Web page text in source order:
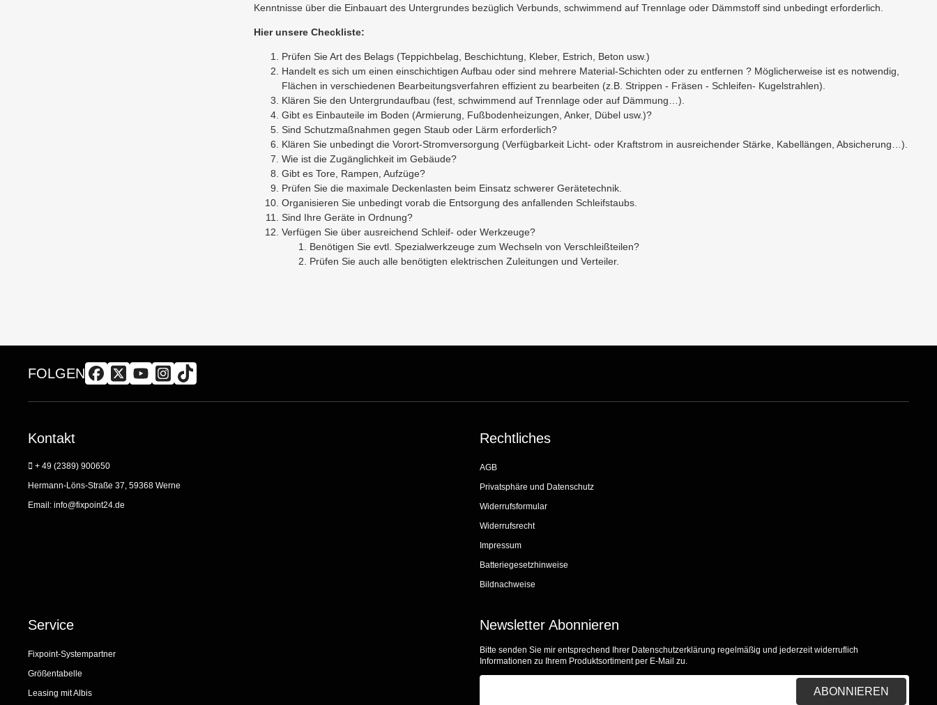
Kenntnisse über die Einbauart des Untergrundes bezüglich Verbunds, schwimmend auf Trennlage oder Dämmstoff sind unbedingt erforderlich.
Hier unsere Checkliste:
Prüfen Sie Art des Belags (Teppichbelag, Beschichtung, Kleber, Estrich, Beton usw.)
Handelt es sich um einen einschichtigen Aufbau oder sind mehrere Material-Schichten oder zu entfernen ? Möglicherweise ist es notwendig,
Flächen in verschiedenen Bearbeitungsverfahren effizient zu bearbeiten (z.B. Strippen - Fräsen - Schleifen- Kugelstrahlen).
Klären Sie den Untergrundaufbau (fest, schwimmend auf Trennlage oder auf Dämmung…).
Gibt es Einbauteile im Boden (Armierung, Fußbodenheizungen, Anker, Dübel usw.)?
Sind Schutzmaßnahmen gegen Staub oder Lärm erforderlich?
Klären Sie unbedingt die Vorort-Stromversorgung (Verfügbarkeit Licht- oder Kraftstrom in ausreichender Stärke, Kabellängen, Absicherung…).
Wie ist die Zugänglichkeit im Gebäude?
Gibt es Tore, Rampen, Aufzüge?
Prüfen Sie die maximale Deckenlasten beim Einsatz schwerer Gerätetechnik.
Organisieren Sie unbedingt vorab die Entsorgung des anfallenden Schleifstaubs.
Sind Ihre Geräte in Ordnung?
Verfügen Sie über ausreichend Schleif- oder Werkzeuge?
Benötigen Sie evtl. Spezialwerkzeuge zum Wechseln von Verschleißteilen?
Prüfen Sie auch alle benötigten elektrischen Zuleitungen und Verteiler.
FOLGEN
Kontakt
+ 49 (2389) 900650
Hermann-Löns-Straße 37, 59368 Werne
Email: info@fixpoint24.de
Rechtliches
AGB
Privatsphäre und Datenschutz
Widerrufsformular
Widerrufsrecht
Impressum
Batteriegesetzhinweise
Bildnachweise
Service
Fixpoint-Systempartner
Größentabelle
Leasing mit Albis
Newsletter Abonnieren
Bitte senden Sie mir entsprechend Ihrer Datenschutzerklärung regelmäßig und jederzeit widerruflich
Informationen zu Ihrem Produktsortiment per E-Mail zu.
ABONNIEREN